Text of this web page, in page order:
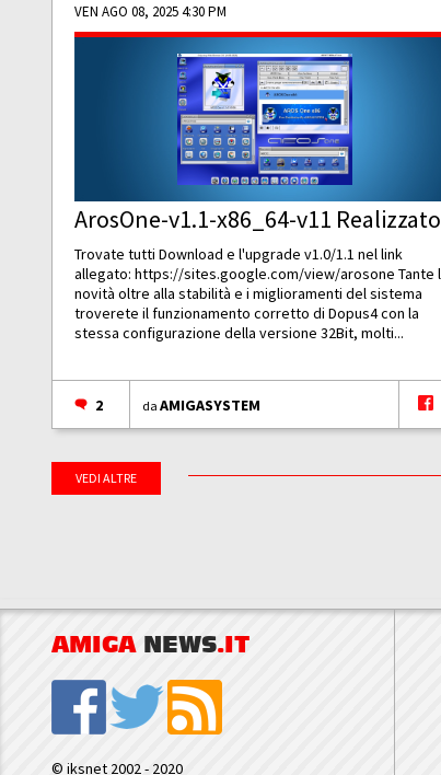
VEN AGO 08, 2025 4:30 PM
ArosOne-v1.1-x86_64-v11 Realizzato
Trovate tutti Download e l'upgrade v1.0/1.1 nel link
allegato:https://sites.google.com/view/arosone Tante
novità oltre alla stabilità e i miglioramenti del sistema
troverete il funzionamento corretto di Dopus4 con la
stessa configurazione della versione 32Bit, molti...
2 daAMIGASYSTEM
VEDI ALTRE
AMIGA NEWS.IT
© iksnet 2002 - 2020